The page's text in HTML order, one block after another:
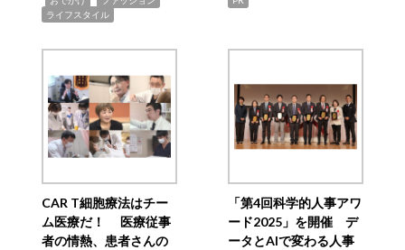
ライフスタイル
CAR T細胞療法はチー
ム医療だ！ 医療従事
者の情熱、患者さんの
「第4回科学的人事アワ
ード2025」を開催 デ
ータとAIで変わる人事